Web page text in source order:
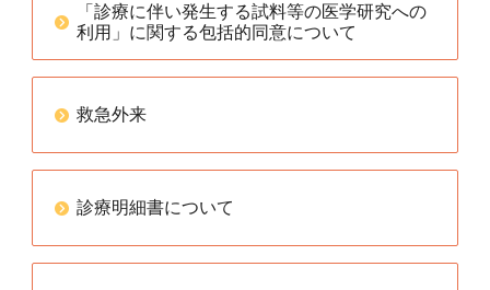
「診療に伴い発生する試料等の医学研究への
利用」に関する包括的同意について
救急外来
診療明細書について